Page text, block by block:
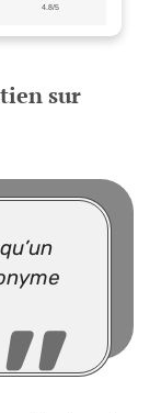
4.8/5
sur